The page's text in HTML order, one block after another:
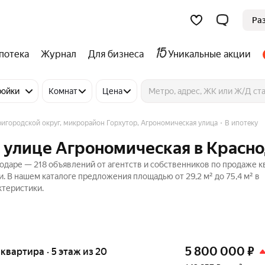
Журнал Для бизнеса Уникальные акции
Комнат Цена
округ, микрорайон Горхутор, Агрономическая улица В ипотеку
Агрономическая в
— 218 объявлений от агентств и собственников по продаже
нашем каталоге предложения площадью от 29,2 м² до 75,4 м² в
· 5 этаж из 20 5 800 000 ₽